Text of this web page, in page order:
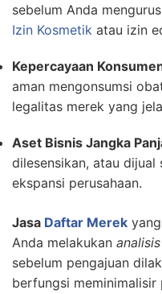
sebelum Anda
Izin Kosmetik atau izin
Kepercayaan
aman mengonsumsi
legalitas merek yang
Aset Bisnis Jangka
dilesensikan, atau
ekspansi perusahaan.
Jasa Daftar Merek
Anda melakukan
sebelum pengajuan
berfungsi